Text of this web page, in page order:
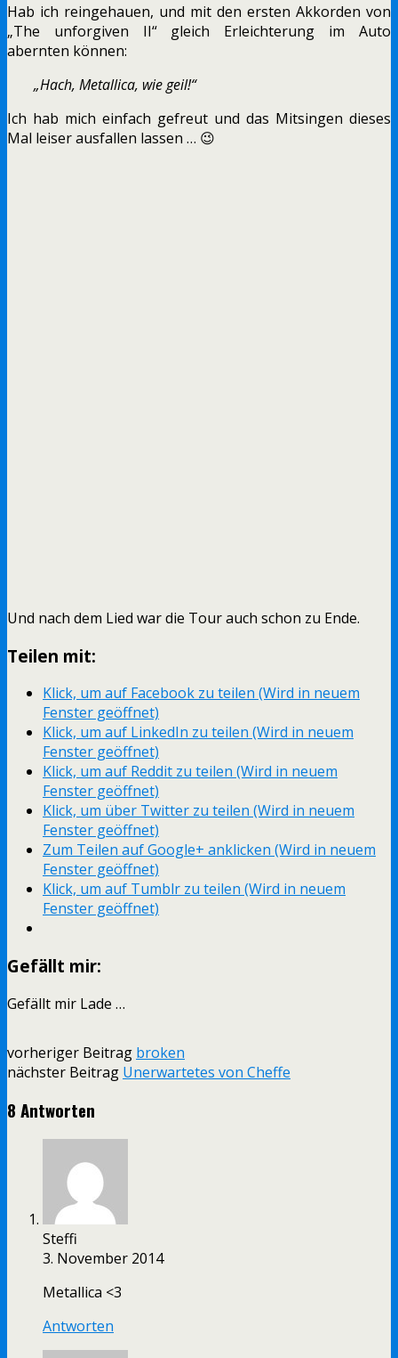
Hab ich reingehauen, und mit den ersten Akkorden von
„The unforgiven II“ gleich Erleichterung im Auto
abernten können:
„Hach, Metallica, wie geil!“
Ich hab mich einfach gefreut und das Mitsingen dieses
Mal leiser ausfallen lassen … 😉
Und nach dem Lied war die Tour auch schon zu Ende.
Teilen mit:
Klick, um auf Facebook zu teilen (Wird in neuem
Fenster geöffnet)
Klick, um auf LinkedIn zu teilen (Wird in neuem
Fenster geöffnet)
Klick, um auf Reddit zu teilen (Wird in neuem
Fenster geöffnet)
Klick, um über Twitter zu teilen (Wird in neuem
Fenster geöffnet)
Zum Teilen auf Google+ anklicken (Wird in neuem
Fenster geöffnet)
Klick, um auf Tumblr zu teilen (Wird in neuem
Fenster geöffnet)
Gefällt mir:
Gefällt mir Lade …
vorheriger Beitrag broken
nächster Beitrag Unerwartetes von Cheffe
8 Antworten
Steffi
3. November 2014
Metallica <3
Antworten